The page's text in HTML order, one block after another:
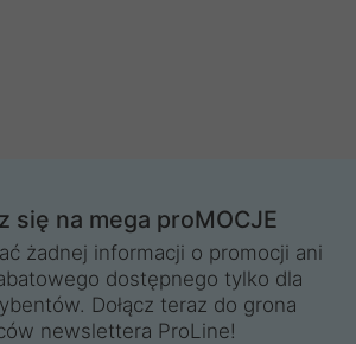
się na mega proMOCJE
żadnej informacji o promocji ani
dostępnego tylko dla
Dołącz teraz do grona
newslettera ProLine!